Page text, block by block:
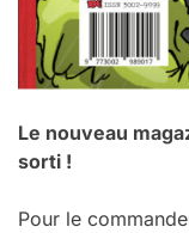
Le nouveau
sorti !
Pour le